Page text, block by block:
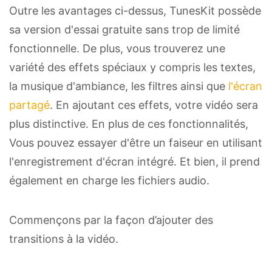
Outre les avantages ci-dessus, TunesKit possède
sa version d'essai gratuite sans trop de limité
fonctionnelle. De plus, vous trouverez une
variété des effets spéciaux y compris les textes,
la musique d'ambiance, les filtres ainsi que l'écran
partagé. En ajoutant ces effets, votre vidéo sera
plus distinctive. En plus de ces fonctionnalités,
Vous pouvez essayer d'être un faiseur en utilisant
l'enregistrement d'écran intégré. Et bien, il prend
également en charge les fichiers audio.
Commençons par la façon d’ajouter des
transitions à la vidéo.